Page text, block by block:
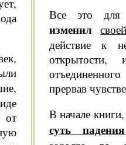
от
Все это для
изменил
действие к
открытости,
прервав
В начале
суть